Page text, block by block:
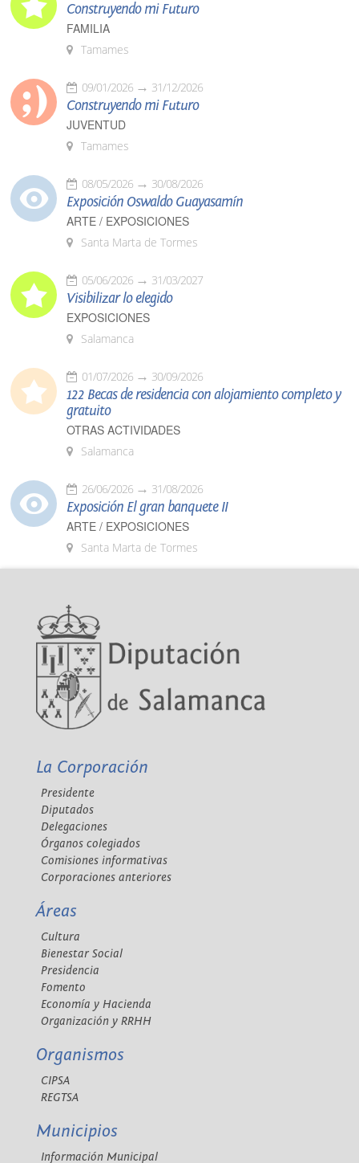
Construyendo mi Futuro
FAMILIA
Tamames
09/01/2026 31/12/2026
Construyendo mi Futuro
JUVENTUD
Tamames
08/05/2026 30/08/2026
Exposición Oswaldo Guayasamín
ARTE / EXPOSICIONES
Santa Marta de Tormes
05/06/2026 31/03/2027
Visibilizar lo elegido
EXPOSICIONES
Salamanca
01/07/2026 30/09/2026
122 Becas de residencia con alojamiento completo y
gratuito
OTRAS ACTIVIDADES
Salamanca
26/06/2026 31/08/2026
Exposición El gran banquete II
ARTE / EXPOSICIONES
Santa Marta de Tormes
La Corporación
Presidente
Diputados
Delegaciones
Órganos colegiados
Comisiones informativas
Corporaciones anteriores
Áreas
Cultura
Bienestar Social
Presidencia
Fomento
Economía y Hacienda
Organización y RRHH
Organismos
CIPSA
REGTSA
Municipios
Información Municipal